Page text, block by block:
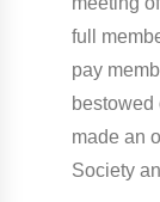
full
pay
bestowed
made an
Society